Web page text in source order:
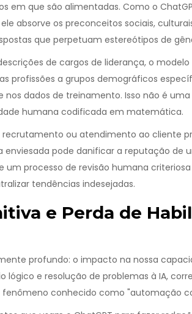
em que são alimentadas. Como o
absorve os preconceitos sociais,
que perpetuam estereótipos de
de cargos de liderança, o
profissões a grupos demográficos
dados de treinamento. Isso não é
humana codificada em matemática.
recrutamento ou atendimento ao cliente
enviesada pode danificar a reputação de
um processo de revisão humana
tendências indesejadas.
e Perda de
profundo: o impacto na nossa
lógico e resolução de problemas à IA,
fenômeno conhecido como "automação